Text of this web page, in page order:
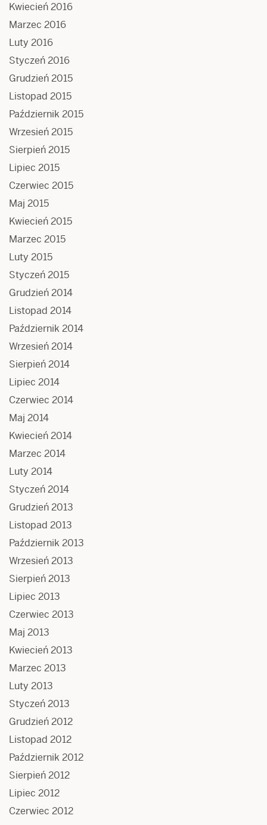
Kwiecień 2016
Marzec 2016
Luty 2016
Styczeń 2016
Grudzień 2015
Listopad 2015
Październik 2015
Wrzesień 2015
Sierpień 2015
Lipiec 2015
Czerwiec 2015
Maj 2015
Kwiecień 2015
Marzec 2015
Luty 2015
Styczeń 2015
Grudzień 2014
Listopad 2014
Październik 2014
Wrzesień 2014
Sierpień 2014
Lipiec 2014
Czerwiec 2014
Maj 2014
Kwiecień 2014
Marzec 2014
Luty 2014
Styczeń 2014
Grudzień 2013
Listopad 2013
Październik 2013
Wrzesień 2013
Sierpień 2013
Lipiec 2013
Czerwiec 2013
Maj 2013
Kwiecień 2013
Marzec 2013
Luty 2013
Styczeń 2013
Grudzień 2012
Listopad 2012
Październik 2012
Sierpień 2012
Lipiec 2012
Czerwiec 2012